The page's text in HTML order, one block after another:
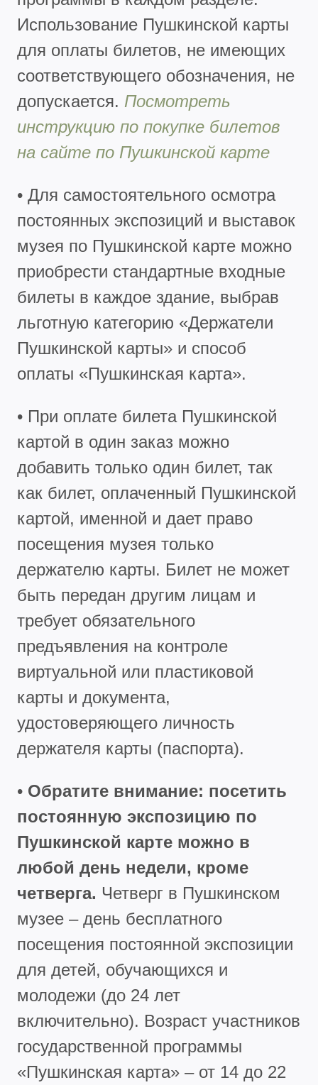
Использование Пушкинской карты
для оплаты билетов, не имеющих
соответствующего обозначения, не
допускается. Посмотреть
инструкцию по покупке билетов
на сайте по Пушкинской карте
• Для самостоятельного осмотра
постоянных экспозиций и выставок
музея по Пушкинской карте можно
приобрести стандартные входные
билеты в каждое здание, выбрав
льготную категорию «Держатели
Пушкинской карты» и способ
оплаты «Пушкинская карта».
• При оплате билета Пушкинской
картой в один заказ можно
добавить только один билет, так
как билет, оплаченный Пушкинской
картой, именной и дает право
посещения музея только
держателю карты. Билет не может
быть передан другим лицам и
требует обязательного
предъявления на контроле
виртуальной или пластиковой
карты и документа,
удостоверяющего личность
держателя карты (паспорта).
• Обратите внимание: посетить
постоянную экспозицию по
Пушкинской карте можно в
любой день недели, кроме
четверга. Четверг в Пушкинском
музее – день бесплатного
посещения постоянной экспозиции
для детей, обучающихся и
молодежи (до 24 лет
включительно). Возраст участников
государственной программы
«Пушкинская карта» – от 14 до 22